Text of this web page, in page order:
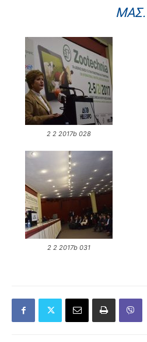
ΜΑΣ.
2 2 2017b 028
2 2 2017b 031